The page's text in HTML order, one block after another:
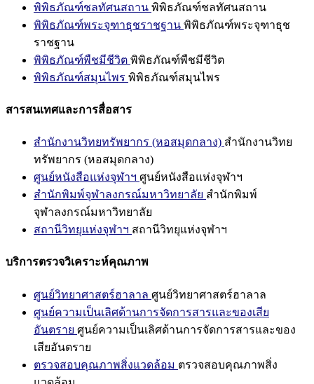
พิพิธภัณฑ์ชลทัศนสถาน พิพิธภัณฑ์ชลทัศนสถาน
พิพิธภัณฑ์พระจุฑาธุชราชฐาน พิพิธภัณฑ์พระจุฑาธุช
ราชฐาน
พิพิธภัณฑ์พืชมีชีวิต พิพิธภัณฑ์พืชมีชีวิต
พิพิธภัณฑ์สมุนไพร พิพิธภัณฑ์สมุนไพร
สารสนเทศและการสื่อสาร
สำนักงานวิทยทรัพยากร (หอสมุดกลาง) สำนักงานวิทย
ทรัพยากร (หอสมุดกลาง)
ศูนย์หนังสือแห่งจุฬาฯ ศูนย์หนังสือแห่งจุฬาฯ
สำนักพิมพ์จุฬาลงกรณ์มหาวิทยาลัย สำนักพิมพ์
จุฬาลงกรณ์มหาวิทยาลัย
สถานีวิทยุแห่งจุฬาฯ สถานีวิทยุแห่งจุฬาฯ
บริการตรวจวิเคราะห์คุณภาพ
ศูนย์วิทยาศาสตร์ฮาลาล ศูนย์วิทยาศาสตร์ฮาลาล
ศูนย์ความเป็นเลิศด้านการจัดการสารและของเสีย
อันตราย ศูนย์ความเป็นเลิศด้านการจัดการสารและของ
เสียอันตราย
ตรวจสอบคุณภาพสิ่งแวดล้อม ตรวจสอบคุณภาพสิ่ง